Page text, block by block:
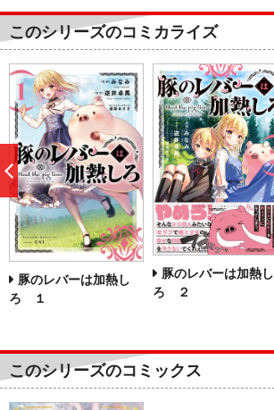
このシリーズのコミカライズ
豚のレバーは加熱し
ろ １
豚のレバーは加熱し
ろ ２
前
へ
このシリーズのコミックス